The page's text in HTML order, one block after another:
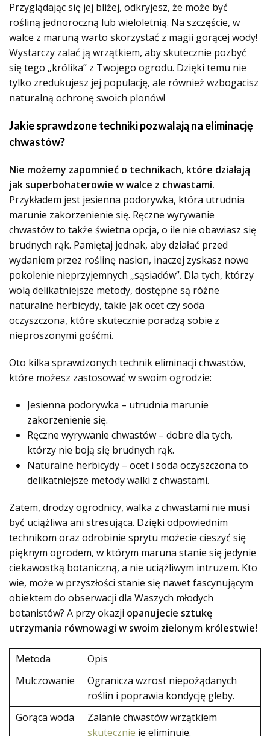
Przyglądając się jej bliżej, odkryjesz, że może być
rośliną jednoroczną lub wieloletnią. Na szczęście, w
walce z maruną warto skorzystać z magii gorącej wody!
Wystarczy zalać ją wrzątkiem, aby skutecznie pozbyć
się tego „królika” z Twojego ogrodu. Dzięki temu nie
tylko zredukujesz jej populację, ale również wzbogacisz
naturalną ochronę swoich plonów!
Jakie sprawdzone techniki pozwalają na eliminację
chwastów?
Nie możemy zapomnieć o technikach, które działają
jak superbohaterowie w walce z chwastami.
Przykładem jest jesienna podorywka, która utrudnia
marunie zakorzenienie się. Ręczne wyrywanie
chwastów to także świetna opcja, o ile nie obawiasz się
brudnych rąk. Pamiętaj jednak, aby działać przed
wydaniem przez roślinę nasion, inaczej zyskasz nowe
pokolenie nieprzyjemnych „sąsiadów”. Dla tych, którzy
wolą delikatniejsze metody, dostępne są różne
naturalne herbicydy, takie jak ocet czy soda
oczyszczona, które skutecznie poradzą sobie z
nieproszonymi gośćmi.
Oto kilka sprawdzonych technik eliminacji chwastów,
które możesz zastosować w swoim ogrodzie:
Jesienna podorywka – utrudnia marunie
zakorzenienie się.
Ręczne wyrywanie chwastów – dobre dla tych,
którzy nie boją się brudnych rąk.
Naturalne herbicydy – ocet i soda oczyszczona to
delikatniejsze metody walki z chwastami.
Zatem, drodzy ogrodnicy, walka z chwastami nie musi
być uciążliwa ani stresująca. Dzięki odpowiednim
technikom oraz odrobinie sprytu możecie cieszyć się
pięknym ogrodem, w którym maruna stanie się jedynie
ciekawostką botaniczną, a nie uciążliwym intruzem. Kto
wie, może w przyszłości stanie się nawet fascynującym
obiektem do obserwacji dla Waszych młodych
botanistów? A przy okazji opanujecie sztukę
utrzymania równowagi w swoim zielonym królestwie!
Metoda
Opis
Mulczowanie
Ogranicza wzrost niepożądanych
roślin i poprawia kondycję gleby.
Gorąca woda
Zalanie chwastów wrzątkiem
skutecznie je eliminuje.